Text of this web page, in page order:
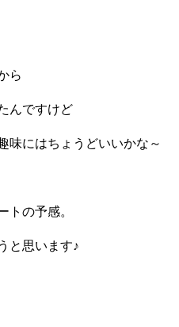
ら
んですけど
味にはちょうどいいかな～
トの予感。
と思います♪